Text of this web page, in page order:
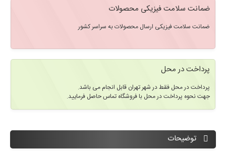
ضمانت سلامت فیزیکی محصولات
ضمانت سلامت فیزیکی ارسال محصولات به سراسر کشور
پرداخت در محل
پرداخت در محل فقط در شهر تهران قابل انجام می باشد.
جهت نحوه پرداخت در محل با فروشگاه تماس حاصل فرمایید.
توضیحات